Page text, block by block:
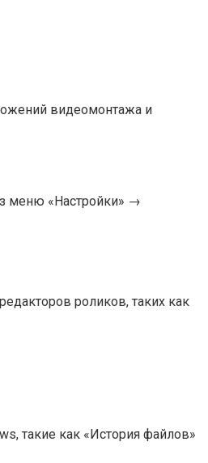
видеомонтажа и
меню «Настройки» →
роликов, таких как
такие как «История файлов»